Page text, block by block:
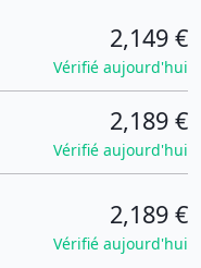
2,149 €
Vérifié aujourd'hui
2,189 €
Vérifié aujourd'hui
2,189 €
Vérifié aujourd'hui